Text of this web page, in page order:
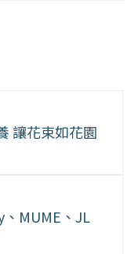
讓花束如花園
MUME、JL